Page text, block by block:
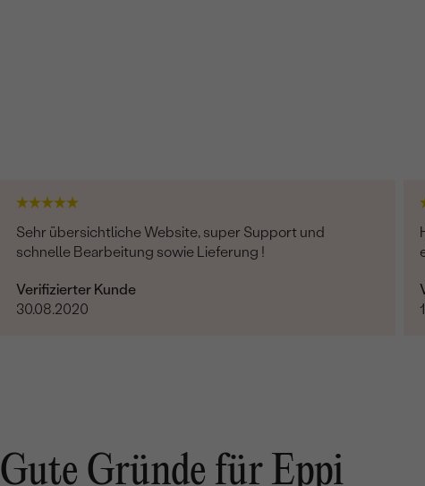
Sehr übersichtliche Website, super Support und
schnelle Bearbeitung sowie Lieferung !
Verifizierter Kunde
30.08.2020
Gute Gründe für Eppi